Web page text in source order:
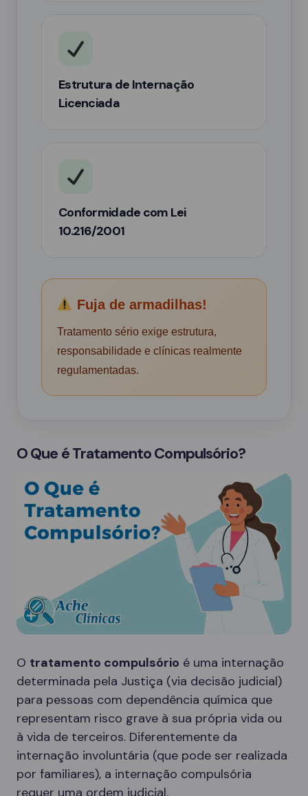
Estrutura de Internação
Licenciada
Conformidade com Lei
10.216/2001
Fuja de armadilhas!
Tratamento sério exige estrutura,
responsabilidade e clínicas realmente
regulamentadas.
O Que é Tratamento Compulsório?
O tratamento compulsório é uma internação
determinada pela Justiça (via decisão judicial)
para pessoas com dependência química que
representam risco grave à sua própria vida ou
à vida de terceiros. Diferentemente da
internação involuntária (que pode ser realizada
por familiares), a internação compulsória